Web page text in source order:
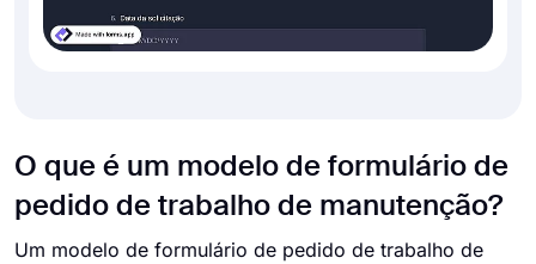
O que é um modelo de formulário de
pedido de trabalho de manutenção?
Um modelo de formulário de pedido de trabalho de